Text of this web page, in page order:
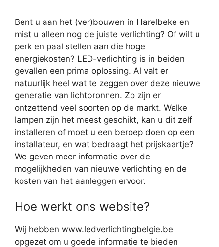
Bent u aan het (ver)bouwen in Harelbeke en
mist u alleen nog de juiste verlichting? Of wilt u
perk en paal stellen aan die hoge
energiekosten? LED-verlichting is in beiden
gevallen een prima oplossing. Al valt er
natuurlijk heel wat te zeggen over deze nieuwe
generatie van lichtbronnen. Zo zijn er
ontzettend veel soorten op de markt. Welke
lampen zijn het meest geschikt, kan u dit zelf
installeren of moet u een beroep doen op een
installateur, en wat bedraagt het prijskaartje?
We geven meer informatie over de
mogelijkheden van nieuwe verlichting en de
kosten van het aanleggen ervoor.
Hoe werkt ons website?
Wij hebben www.ledverlichtingbelgie.be
opgezet om u goede informatie te bieden